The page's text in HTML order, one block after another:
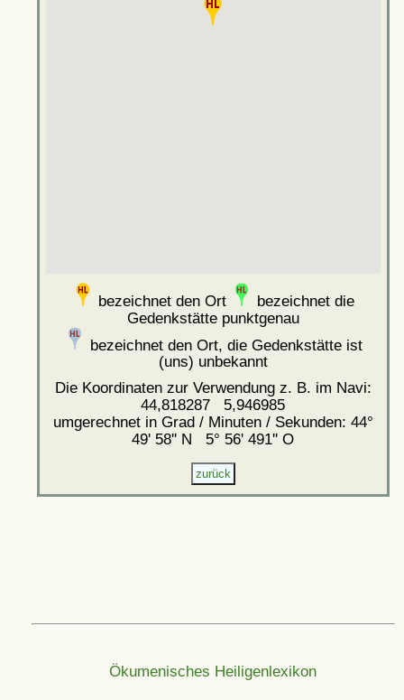
bezeichnet den Ort
bezeichnet die
Gedenkstätte punktgenau
bezeichnet den Ort, die Gedenkstätte ist
(uns) unbekannt
Die Koordinaten zur Verwendung z. B. im Navi:
44,818287 5,946985
umgerechnet in Grad / Minuten / Sekunden: 44°
49' 58'' N 5° 56' 491'' O
Ökumenisches Heiligenlexikon